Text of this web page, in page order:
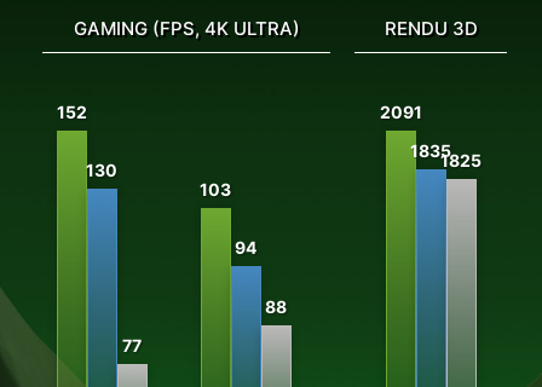
GAMING (FPS, 4K ULTRA)
152
130
77
103
94
88
RENDU 3D
2091
18351825